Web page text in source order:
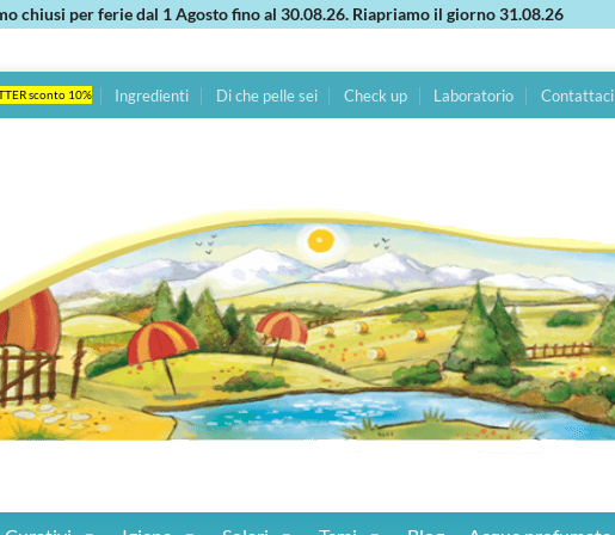
chiusi per ferie dal 1 Agosto fino al 30.08.26. Riapriamo il giorno 31.08.26
sconto 10% Ingredienti Di che pelle sei Check up Laboratorio Contattaci